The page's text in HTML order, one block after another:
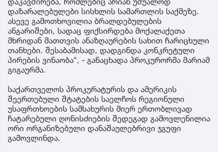
დაზარალებულები სისხლის სამართლის საქმეზე.
ასევე გამოთხოვილია ბრალდებულების
ანგარიშები, სადაც ფიქსირდება მოქალაქეთა
მხრიდან მათთვის ანაზღაურების სახით ჩარიცხული
თანხები. შესაბამისად, დადგინდა კონკრეტული
პირების ვინაობა“, - განაცხადა პროკურორმა მარიამ
გიგაურმა.
საქართველოს პროკურატურის და ამერიკის
შეერთებული შტატების საელჩოს რეგიონული
უსაფრთხოების სამსახურის მიერ ერთობლივად
ჩატარებული ღონისძიების შედეგად გამოვლენილია
ორი ორგანიზებული დანაშაულებრივი ჯგუფი
გამოვლინდა.